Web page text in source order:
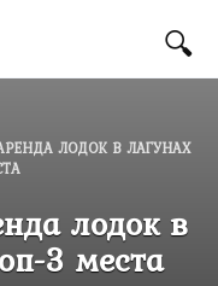
ЛОДОК В ЛАГУНАХ
лодок в
3 места